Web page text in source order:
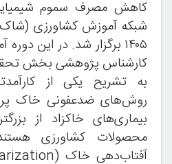
کاهش مصرف سموم
۱۴۰۵ برگزار شد. در این
کارشناس پژوهشی بخش
به تشریح یکی از
روش‌های ضدعفونی خاک
بیماری‌های خاکزاد از
محصولات کشاورزی